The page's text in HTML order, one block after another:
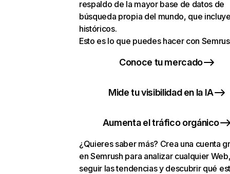
respaldo de la mayor base de datos de
búsqueda propia del mundo, que
históricos.
Esto es lo que puedes hacer con
Conoce tu mercado
Mide tu visibilidad en la IA
Aumenta el tráfico orgánico
¿Quieres saber más? Crea una cuenta
en Semrush para analizar cualquier
seguir las tendencias y descubrir qué